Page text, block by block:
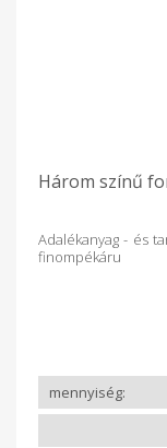
Három színű
Adalékanyag - és
finompékáru